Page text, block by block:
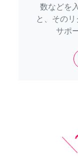
数などを
と、その
サポ